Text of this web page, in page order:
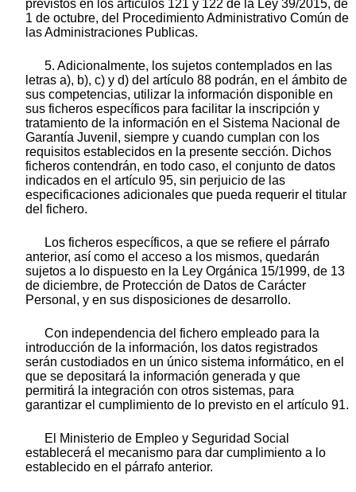
previstos en los artículos 121 y 122 de la Ley 39/2015, de
1 de octubre, del Procedimiento Administrativo Común de
las Administraciones Publicas.
5. Adicionalmente, los sujetos contemplados en las
letras a), b), c) y d) del artículo 88 podrán, en el ámbito de
sus competencias, utilizar la información disponible en
sus ficheros específicos para facilitar la inscripción y
tratamiento de la información en el Sistema Nacional de
Garantía Juvenil, siempre y cuando cumplan con los
requisitos establecidos en la presente sección. Dichos
ficheros contendrán, en todo caso, el conjunto de datos
indicados en el artículo 95, sin perjuicio de las
especificaciones adicionales que pueda requerir el titular
del fichero.
Los ficheros específicos, a que se refiere el párrafo
anterior, así como el acceso a los mismos, quedarán
sujetos a lo dispuesto en la Ley Orgánica 15/1999, de 13
de diciembre, de Protección de Datos de Carácter
Personal, y en sus disposiciones de desarrollo.
Con independencia del fichero empleado para la
introducción de la información, los datos registrados
serán custodiados en un único sistema informático, en el
que se depositará la información generada y que
permitirá la integración con otros sistemas, para
garantizar el cumplimiento de lo previsto en el artículo 91.
El Ministerio de Empleo y Seguridad Social
establecerá el mecanismo para dar cumplimiento a lo
establecido en el párrafo anterior.